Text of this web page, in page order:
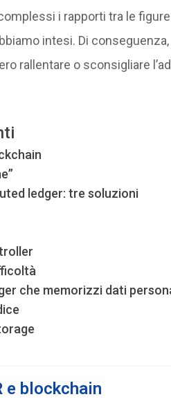
i rapporti tra le
intesi. Di
rallentare o sconsigliare
ledger: tre soluzioni
che memorizzi dati
e blockchain